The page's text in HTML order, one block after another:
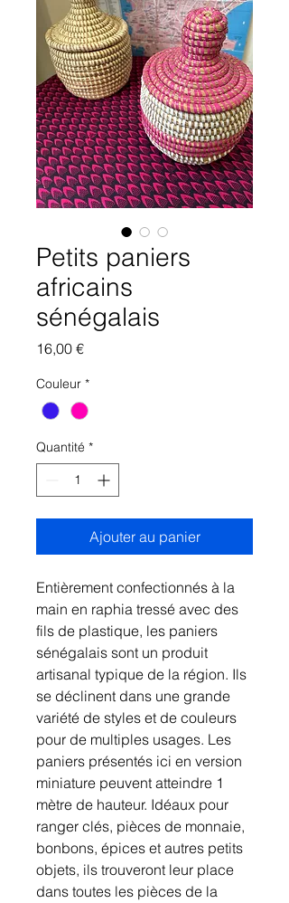
Petits paniers
africains
sénégalais
16,00 €Prix
Couleur *
Quantité *
Ajouter au panier
Entièrement confectionnés à la
main en raphia tressé avec des
fils de plastique, les paniers
sénégalais sont un produit
artisanal typique de la région. Ils
se déclinent dans une grande
variété de styles et de couleurs
pour de multiples usages. Les
paniers présentés ici en version
miniature peuvent atteindre 1
mètre de hauteur. Idéaux pour
ranger clés, pièces de monnaie,
bonbons, épices et autres petits
objets, ils trouveront leur place
dans toutes les pièces de la